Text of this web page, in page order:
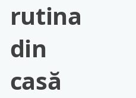
rutina
din
casă